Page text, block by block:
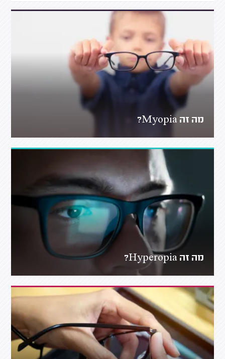
מה זה Myopia?
מה זה Hyperopia?